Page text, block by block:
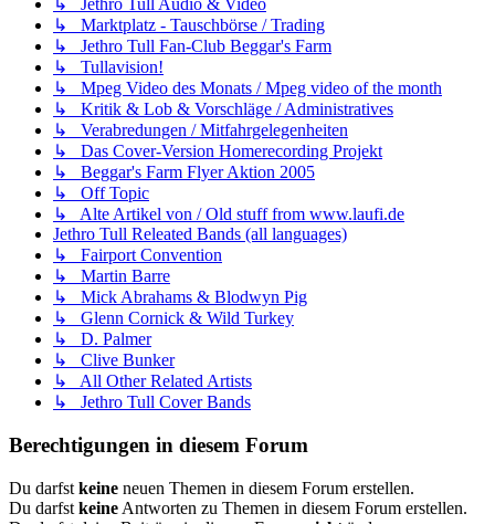
↳ Jethro Tull Audio & Video
↳ Marktplatz - Tauschbörse / Trading
↳ Jethro Tull Fan-Club Beggar's Farm
↳ Tullavision!
↳ Mpeg Video des Monats / Mpeg video of the month
↳ Kritik & Lob & Vorschläge / Administratives
↳ Verabredungen / Mitfahrgelegenheiten
↳ Das Cover-Version Homerecording Projekt
↳ Beggar's Farm Flyer Aktion 2005
↳ Off Topic
↳ Alte Artikel von / Old stuff from www.laufi.de
Jethro Tull Releated Bands (all languages)
↳ Fairport Convention
↳ Martin Barre
↳ Mick Abrahams & Blodwyn Pig
↳ Glenn Cornick & Wild Turkey
↳ D. Palmer
↳ Clive Bunker
↳ All Other Related Artists
↳ Jethro Tull Cover Bands
Berechtigungen in diesem Forum
Du darfst keine neuen Themen in diesem Forum erstellen.
Du darfst keine Antworten zu Themen in diesem Forum erstellen.